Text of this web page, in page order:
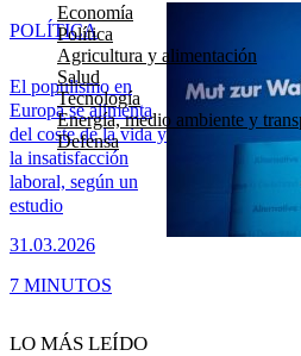
Economía
Política
Agricultura y alimentación
Salud
Tecnología
Energía, medio ambiente y
Defensa
El populismo en
Europa se alimenta
del coste de la vida y
la insatisfacción
laboral, según un
estudio
31.03.2026
POLÍTICA
7 MINUTOS
LO MÁS LEÍDO